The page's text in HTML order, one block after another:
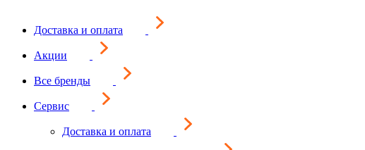
Доставка и оплата
Акции
Все бренды
Сервис
Доставка и оплата